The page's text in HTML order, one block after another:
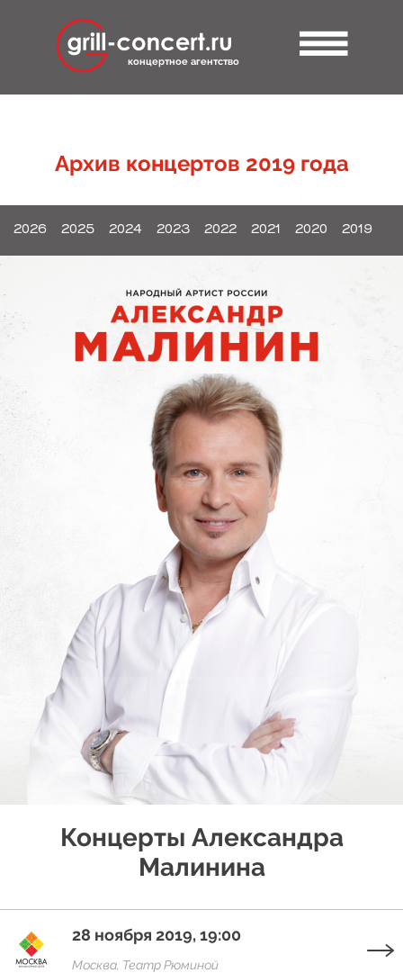
концертное агентство
Архив концертов 2019 года
2026 2025 2024 2023 2022 2021 2020 2019
Концерты Александра
Малинина
28 ноября 2019, 19:00
Москва, Театр Рюминой